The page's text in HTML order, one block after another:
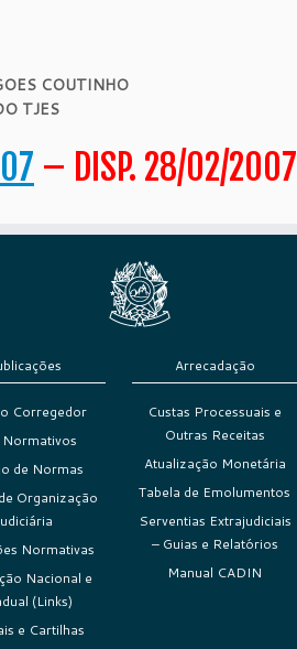
COUTINHO
TJES
– DISP. 28/02/2007
Corregedor
Normativos
de Normas
Organização
Normativas
Nacional e
(Links)
e Cartilhas
Arrecadação
Custas Processuais e
Outras Receitas
Atualização Monetária
Tabela de Emolumentos
Serventias Extrajudiciais
– Guias e Relatórios
Manual CADIN